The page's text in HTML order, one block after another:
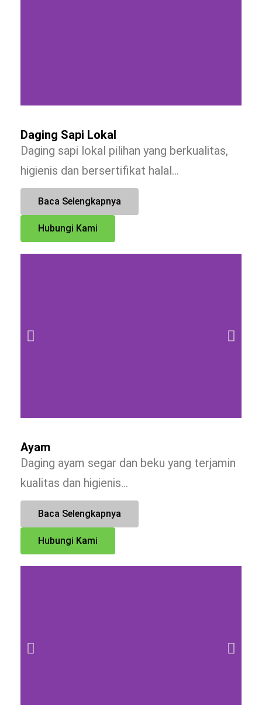
Daging Sapi Lokal
Daging sapi lokal pilihan yang berkualitas,
higienis dan bersertifikat halal…
Baca Selengkapnya
Hubungi Kami
Ayam
Daging ayam segar dan beku yang terjamin
kualitas dan higienis…
Baca Selengkapnya
Hubungi Kami